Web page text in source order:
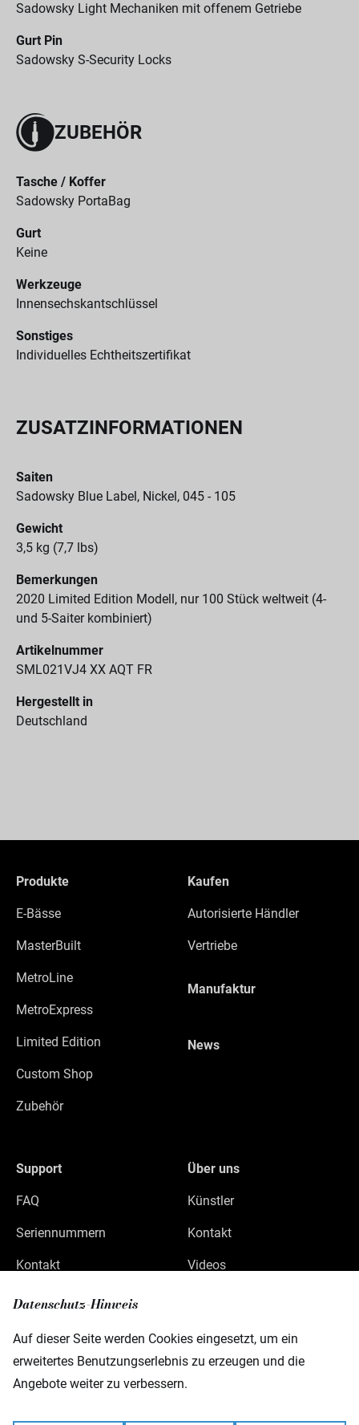
Datenschutz-Hinweis
Auf dieser Seite werden Cookies eingesetzt, um ein
erweitertes Benutzungserlebnis zu erzeugen und die
Angebote weiter zu verbessern.
Sadowsky Light Mechaniken mit offenem Getriebe
Gurt Pin
Sadowsky S-Security Locks
ZUBEHÖR
Tasche / Koffer
Sadowsky PortaBag
Gurt
Keine
Werkzeuge
Innensechskantschlüssel
Sonstiges
Individuelles Echtheitszertifikat
ZUSATZINFORMATIONEN
Saiten
Sadowsky Blue Label, Nickel, 045 - 105
Gewicht
3,5 kg (7,7 lbs)
Bemerkungen
2020 Limited Edition Modell, nur 100 Stück weltweit (4-
und 5-Saiter kombiniert)
Artikelnummer
SML021VJ4 XX AQT FR
Hergestellt in
Deutschland
Produkte
E-Bässe
MasterBuilt
MetroLine
MetroExpress
Limited Edition
Custom Shop
Zubehör
Kaufen
Autorisierte Händler
Vertriebe
Manufaktur
News
Support
FAQ
Seriennummern
Kontakt
Über uns
Künstler
Kontakt
Videos
Gewerbepark 46